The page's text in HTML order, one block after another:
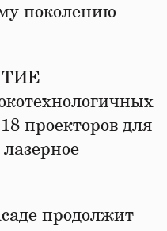
поколению
—
проекторов для
продолжит